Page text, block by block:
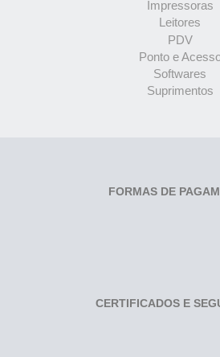
Impressoras
Leitores
PDV
Ponto e
Softwares
Suprimentos
FORMAS DE
CERTIFICADOS E